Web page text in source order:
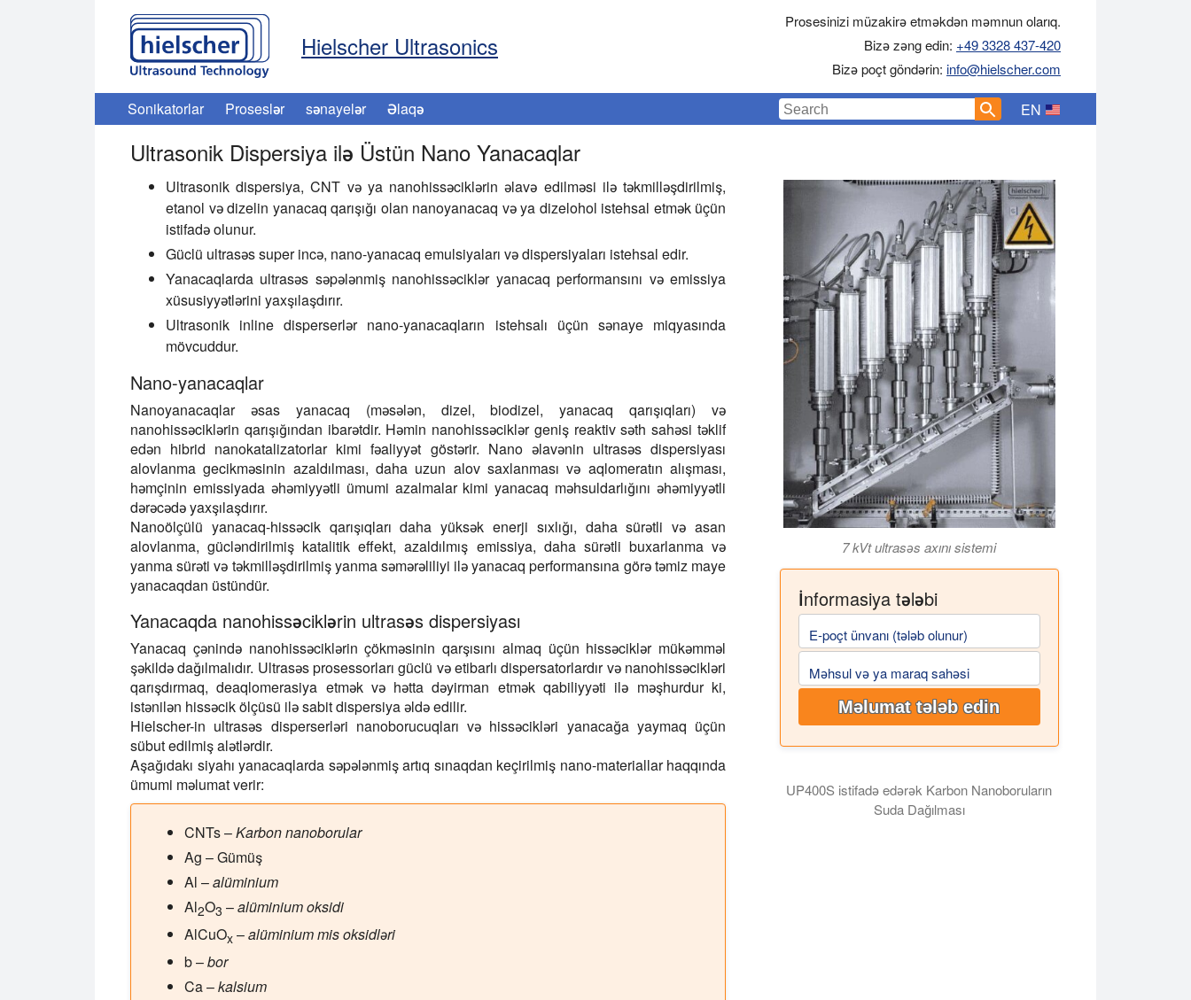
Hielscher Ultrasonics
Prosesinizi müzakirə etməkdən məmnun olarıq.
Bizə zəng edin: +49 3328 437-420
Bizə poçt göndərin: info@hielscher.com
Sonikatorlar Proseslər sənayelər Əlaqə EN
Ultrasonik Dispersiya ilə Üstün Nano Yanacaqlar
Ultrasonik dispersiya, CNT və ya nanohissəciklərin əlavə edilməsi ilə təkmilləşdirilmiş,
etanol və dizelin yanacaq qarışığı olan nanoyanacaq və ya dizelohol istehsal etmək üçün
istifadə olunur.
Güclü ultrasəs super incə, nano-yanacaq emulsiyaları və dispersiyaları istehsal edir.
Yanacaqlarda ultrasəs səpələnmiş nanohissəciklər yanacaq performansını və emissiya
xüsusiyyətlərini yaxşılaşdırır.
Ultrasonik inline disperserlər nano-yanacaqların istehsalı üçün sənaye miqyasında
mövcuddur.
Nano-yanacaqlar
Nanoyanacaqlar əsas yanacaq (məsələn, dizel, biodizel, yanacaq qarışıqları) və
nanohissəciklərin qarışığından ibarətdir. Həmin nanohissəciklər geniş reaktiv səth sahəsi təklif
edən hibrid nanokatalizatorlar kimi fəaliyyət göstərir. Nano əlavənin ultrasəs dispersiyası
alovlanma gecikməsinin azaldılması, daha uzun alov saxlanması və aqlomeratın alışması,
həmçinin emissiyada əhəmiyyətli ümumi azalmalar kimi yanacaq məhsuldarlığını əhəmiyyətli
dərəcədə yaxşılaşdırır.
Nanoölçülü yanacaq-hissəcik qarışıqları daha yüksək enerji sıxlığı, daha sürətli və asan
alovlanma, gücləndirilmiş katalitik effekt, azaldılmış emissiya, daha sürətli buxarlanma və
yanma sürəti və təkmilləşdirilmiş yanma səmərəliliyi ilə yanacaq performansına görə təmiz maye
yanacaqdan üstündür.
Yanacaqda nanohissəciklərin ultrasəs dispersiyası
Yanacaq çənində nanohissəciklərin çökməsinin qarşısını almaq üçün hissəciklər mükəmməl
şəkildə dağılmalıdır. Ultrasəs prosessorları güclü və etibarlı dispersatorlardır və nanohissəcikləri
qarışdırmaq, deaqlomerasiya etmək və hətta dəyirman etmək qabiliyyəti ilə məşhurdur ki,
istənilən hissəcik ölçüsü ilə sabit dispersiya əldə edilir.
Hielscher-in ultrasəs disperserləri nanoborucuqları və hissəcikləri yanacağa yaymaq üçün
sübut edilmiş alətlərdir.
Aşağıdakı siyahı yanacaqlarda səpələnmiş artıq sınaqdan keçirilmiş nano-materiallar haqqında
ümumi məlumat verir:
CNTs–Karbon nanoborular
Ag – Gümüş
Al –alüminium
Al2O3 –alüminium oksidi
AlCuOx –alüminium mis oksidləri
b–bor
Ca–kalsium
7 kVt ultrasəs axını sistemi
İnformasiya tələbi
E-poçt ünvanı (tələb olunur)
Məhsul və ya maraq sahəsi
Məlumat tələb edin
UP400S istifadə edərək Karbon Nanoboruların
Suda Dağılması